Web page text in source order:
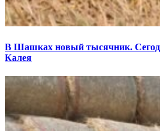
В Шашках новый тысячник.
Калея